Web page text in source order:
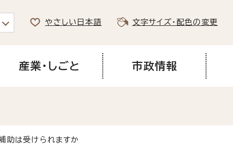
やさしい日本語 文字サイズ・配色の変更
産業・しごと 市政情報
助は受けられますか